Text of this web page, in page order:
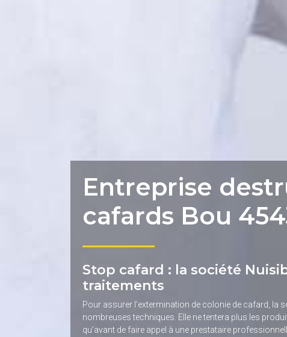
Entreprise
cafards Bou
Stop cafard : la société
traitements
Pour assurer l’extermination de colonie de cafard, la
nombreuses techniques. Elle ne tentera plus les
qu’avant de faire appel à une prestataire